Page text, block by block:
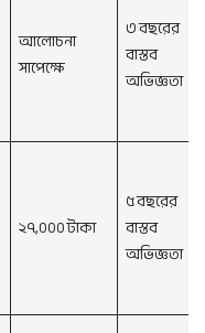
আলোচনা
সাপেক্ষে
৩ বছরের
বাস্তব
অভিজ্ঞতা
২৭,০০০ টাকা
৫ বছরের
বাস্তব
অভিজ্ঞতা